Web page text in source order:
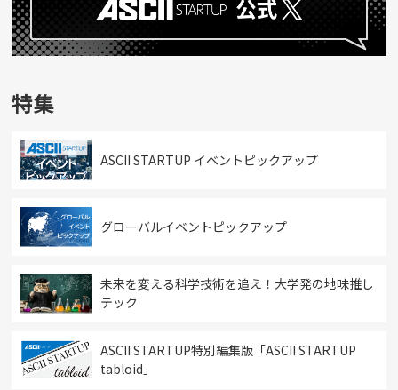
特集
ASCII STARTUP イベントピックアップ
グローバルイベントピックアップ
未来を変える科学技術を追え！大学発の地味推し
テック
ASCII STARTUP特別編集版「ASCII STARTUP
tabloid」